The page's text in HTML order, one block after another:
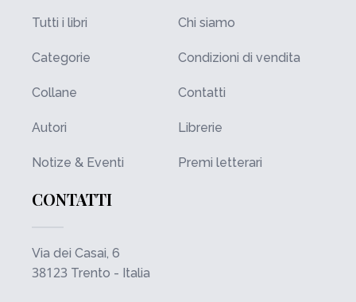
Tutti i libri
Categorie
Collane
Autori
Notize & Eventi
Chi siamo
Condizioni di vendita
Contatti
Librerie
Premi letterari
CONTATTI
Via dei Casai, 6
38123 Trento - Italia